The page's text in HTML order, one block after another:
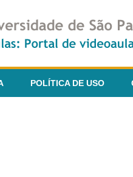
POLÍTICA DE USO